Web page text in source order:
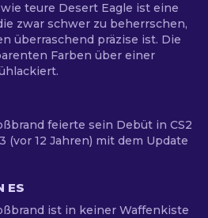
teure Desert Eagle ist eine
zwar schwer zu beherrschen,
überraschend präzise ist. Die
Farben über einer
feierte sein Debüt in CS2
(vor 12 Jahren) mit dem Update
ES
ist in keiner Waffenkiste